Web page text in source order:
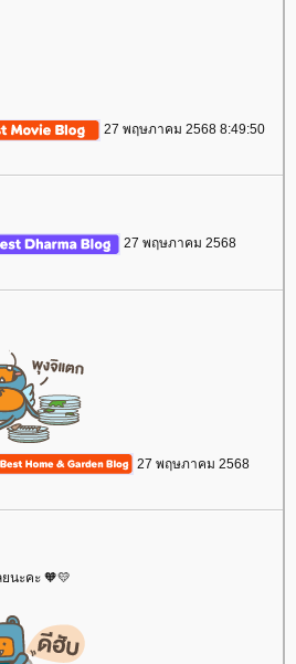
27 พฤษภาคม 2568 8:49:50
27 พฤษภาคม 2568
27 พฤษภาคม 2568
นะคะ 🧡💛